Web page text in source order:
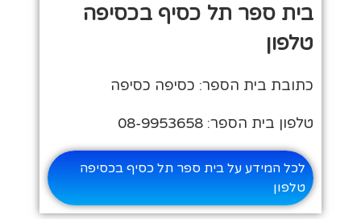
בית ספר תל כסיף בכסיפה
טלפון
כתובת בית הספר: כסיפה כסיפה
טלפון בית הספר: 08-9953658
לכל המידע על בית ספר תל כסיף בכסיפה
טלפון